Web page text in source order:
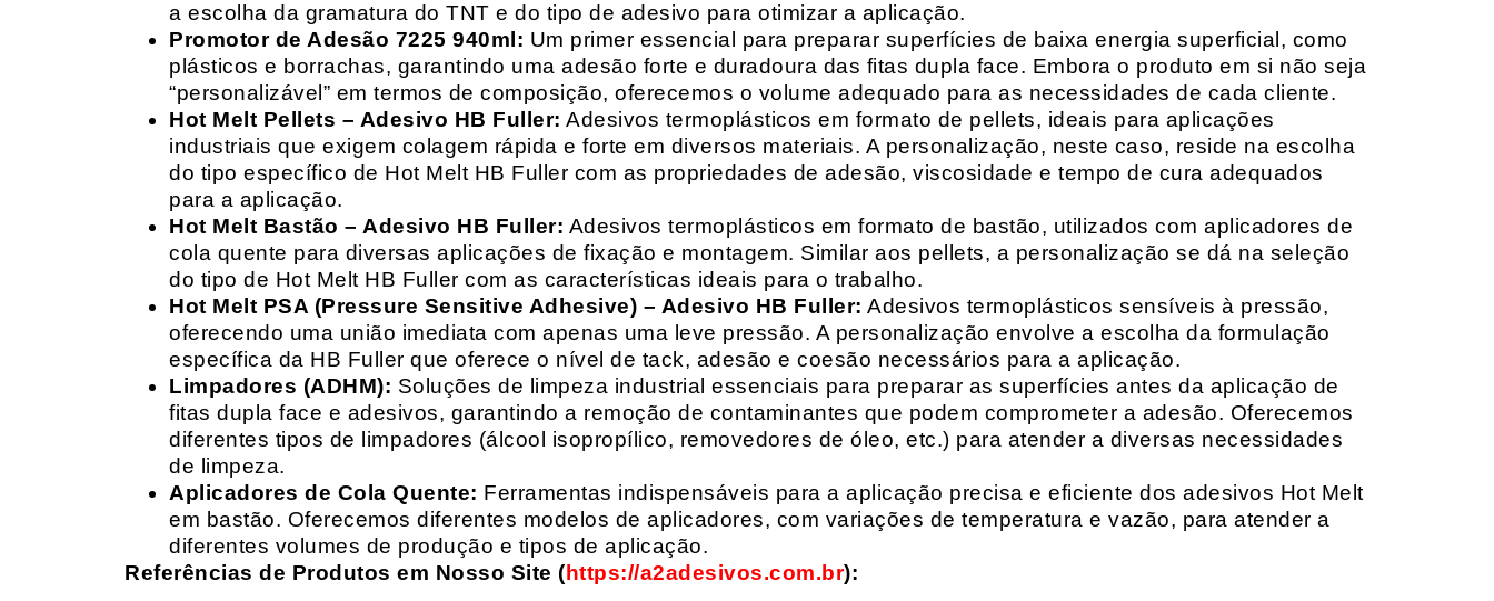
a escolha da gramatura do TNT e do tipo de adesivo para otimizar a aplicação.
Promotor de Adesão 7225 940ml: Um primer essencial para preparar superfícies de baixa energia superficial, como
plásticos e borrachas, garantindo uma adesão forte e duradoura das fitas dupla face. Embora o produto em si não seja
“personalizável” em termos de composição, oferecemos o volume adequado para as necessidades de cada cliente.
Hot Melt Pellets – Adesivo HB Fuller: Adesivos termoplásticos em formato de pellets, ideais para aplicações
industriais que exigem colagem rápida e forte em diversos materiais. A personalização, neste caso, reside na escolha
do tipo específico de Hot Melt HB Fuller com as propriedades de adesão, viscosidade e tempo de cura adequados
para a aplicação.
Hot Melt Bastão – Adesivo HB Fuller: Adesivos termoplásticos em formato de bastão, utilizados com aplicadores de
cola quente para diversas aplicações de fixação e montagem. Similar aos pellets, a personalização se dá na seleção
do tipo de Hot Melt HB Fuller com as características ideais para o trabalho.
Hot Melt PSA (Pressure Sensitive Adhesive) – Adesivo HB Fuller: Adesivos termoplásticos sensíveis à pressão,
oferecendo uma união imediata com apenas uma leve pressão. A personalização envolve a escolha da formulação
específica da HB Fuller que oferece o nível de tack, adesão e coesão necessários para a aplicação.
Limpadores (ADHM): Soluções de limpeza industrial essenciais para preparar as superfícies antes da aplicação de
fitas dupla face e adesivos, garantindo a remoção de contaminantes que podem comprometer a adesão. Oferecemos
diferentes tipos de limpadores (álcool isopropílico, removedores de óleo, etc.) para atender a diversas necessidades
de limpeza.
Aplicadores de Cola Quente: Ferramentas indispensáveis para a aplicação precisa e eficiente dos adesivos Hot Melt
em bastão. Oferecemos diferentes modelos de aplicadores, com variações de temperatura e vazão, para atender a
diferentes volumes de produção e tipos de aplicação.
Referências de Produtos em Nosso Site (https://a2adesivos.com.br):